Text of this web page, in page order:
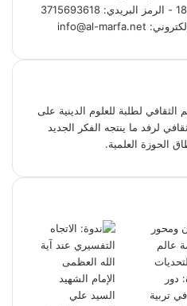
شهيدين (عباس آباد)- بناء رقم 18 - الرمز البريدي: 3715693618
لطلبة للعلوم الدينية على
لرفد ما ينتجه الفكر الجديد
الحوزة العلمية.